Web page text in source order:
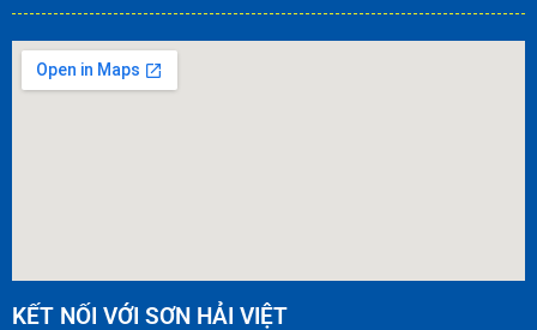
KẾT NỐI VỚI SƠN HẢI VIỆT